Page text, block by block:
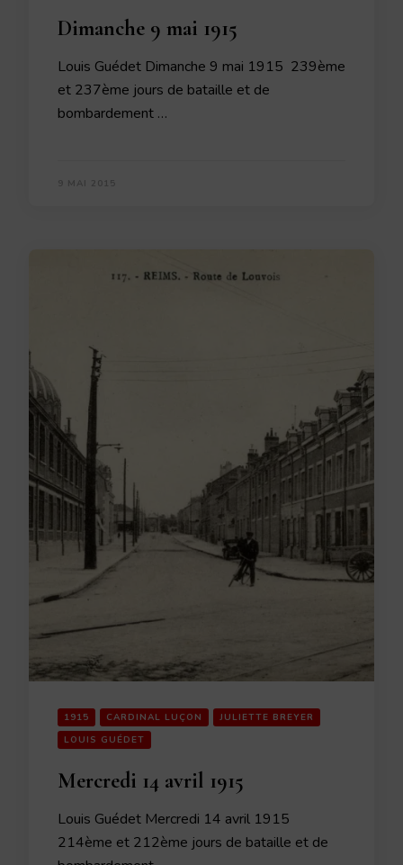
Dimanche 9 mai 1915
Louis Guédet Dimanche 9 mai 1915 239ème
et 237ème jours de bataille et de
bombardement …
1915 CARDINAL LUÇON
JULIETTE BREYER
LOUIS GUÉDET
Mercredi 14 avril 1915
Louis Guédet Mercredi 14 avril 1915
214ème et 212ème jours de bataille et de